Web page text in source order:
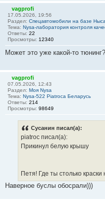
vagprofi
17.05.2026, 19:56
Раздел: Спецавтомобили на базе Ныса
Тема: Nysa-лаборатория контроля
Ответы: 22
Просмотры: 12340
Может это уже какой-то тюнинг?
vagprofi
07.05.2026, 12:43
Раздел: Моя Nysa
Тема: Nysa-522 Piatroca Беларусь
Ответы: 214
Просмотры: 98649
Сусанин писал(а):
piatroc писал(а):
Прикинул белую крышу
Петя! Где ты столько краски
Наверное буслы обосрали)))